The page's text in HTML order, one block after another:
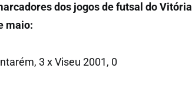
dos jogos de futsal do Vitória
maio:
3 x Viseu 2001, 0